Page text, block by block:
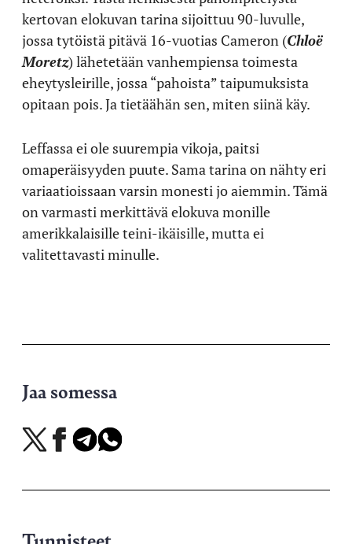
kertovan elokuvan tarina sijoittuu 90-luvulle,
jossa tytöistä pitävä 16-vuotias Cameron (Chloë
Moretz) lähetetään vanhempiensa toimesta
eheytysleirille, jossa “pahoista” taipumuksista
opitaan pois. Ja tietäähän sen, miten siinä käy.
Leffassa ei ole suurempia vikoja, paitsi
omaperäisyyden puute. Sama tarina on nähty eri
variaatioissaan varsin monesti jo aiemmin. Tämä
on varmasti merkittävä elokuva monille
amerikkalaisille teini-ikäisille, mutta ei
valitettavasti minulle.
Jaa somessa
Jaa
X-
Jaa
Facebookissa
Jaa
Telegramissa
Jaa
WhatsAppissa